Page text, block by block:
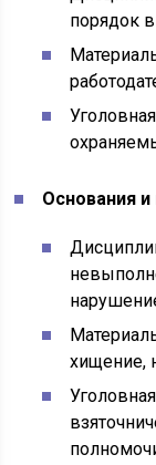
порядок
Основания
хищение,